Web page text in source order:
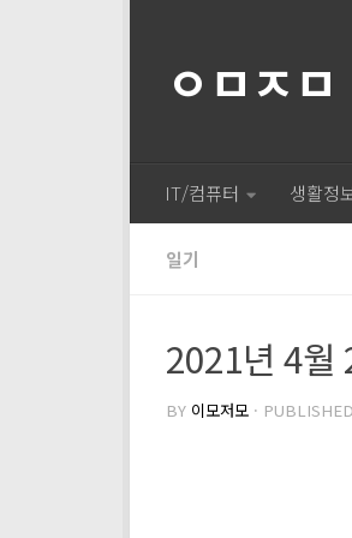
ㅇㅁㅈㅁ
IT/컴퓨터 생활정
일기
2021년 4월
BY 이모저모 · PUBLISHED